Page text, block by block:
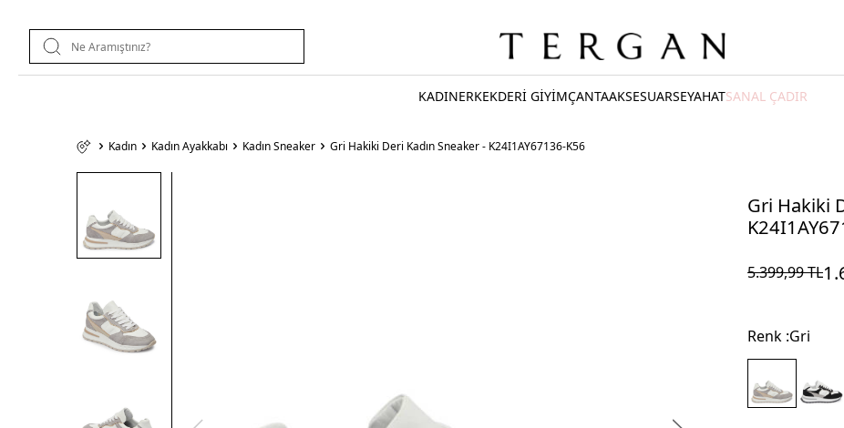
KADINERKEKDERİ GİYİMÇANTAAKSESUARSEYAHATSANAL ÇADIR
Kadın Kadın Ayakkabı Kadın Sneaker Gri Hakiki Deri Kadın Sneaker - K24I1AY67136-K56
Gri Hakiki
5.399,99TL
Renk :Gri